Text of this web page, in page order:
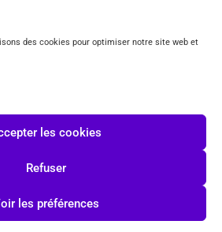
des cookies pour optimiser notre site web et
les cookies
Refuser
les préférences
réservés.